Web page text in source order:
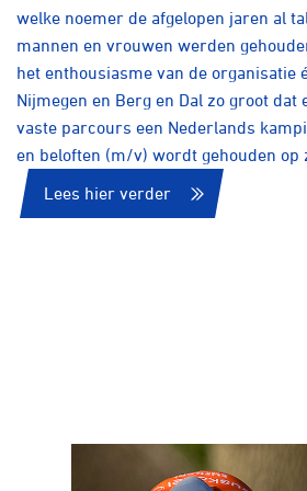
welke noemer de afgelopen jaren al
mannen en vrouwen werden
het enthousiasme van de organisatie
Nijmegen en Berg en Dal zo groot
vaste parcours een Nederlands
en beloften (m/v) wordt gehouden op
Lees hier verder